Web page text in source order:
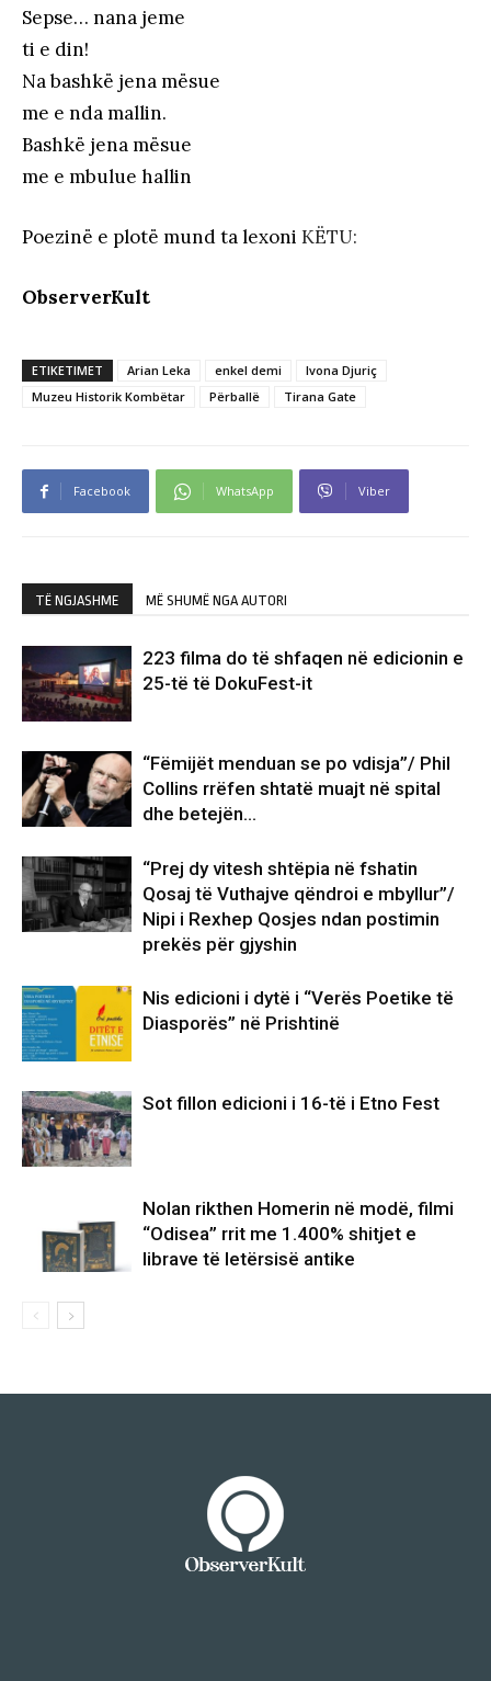
Sepse… nana jeme
ti e din!
Na bashkë jena mësue
me e nda mallin.
Bashkë jena mësue
me e mbulue hallin
Poezinë e plotë mund ta lexoni KËTU:
ObserverKult
ETIKETIMET Arian Leka enkel demi
Ivona Djuriç
Muzeu Historik Kombëtar
Përballë Tirana Gate
Facebook WhatsApp Viber
TË NGJASHME MË SHUMË NGA AUTORI
223 filma do të shfaqen në edicionin e
25-të të DokuFest-it
“Fëmijët menduan se po vdisja”/ Phil
Collins rrëfen shtatë muajt në spital
dhe betejën…
“Prej dy vitesh shtëpia në fshatin
Qosaj të Vuthajve qëndroi e mbyllur”/
Nipi i Rexhep Qosjes ndan postimin
prekës për gjyshin
Nis edicioni i dytë i “Verës Poetike të
Diasporës” në Prishtinë
Sot fillon edicioni i 16-të i Etno Fest
Nolan rikthen Homerin në modë, filmi
“Odisea” rrit me 1.400% shitjet e
librave të letërsisë antike